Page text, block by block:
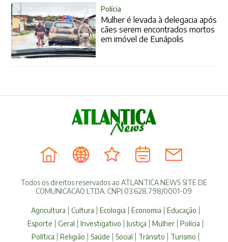
Polícia
Mulher é levada à delegacia após
cães serem encontrados mortos
em imóvel de Eunápolis
Todos os direitos reservados ao ATLANTICA NEWS SITE DE
COMUNICACAO LTDA. CNPJ 03.628.798/0001-09
Agricultura Cultura Ecologia Economia
Educação
Esporte
Geral Investigativo Justiça Mulher
Polícia
Política
Religião Saúde Social Trânsito Turismo